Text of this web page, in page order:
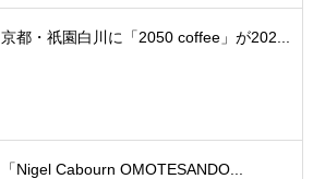
京都・祇園白川に「2050 coffee」が202...
「Nigel Cabourn OMOTESANDO...